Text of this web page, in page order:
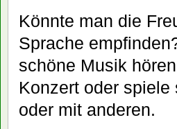
Könnte man die
Sprache
schöne Musik
Konzert oder
oder mit anderen.